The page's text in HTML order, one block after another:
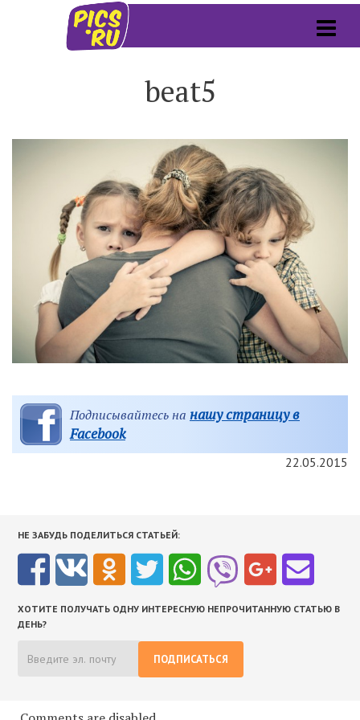
beat5
Подписывайтесь на нашу страницу в
Facebook
22.05.2015
НЕ ЗАБУДЬ ПОДЕЛИТЬСЯ СТАТЬЕЙ:
ХОТИТЕ ПОЛУЧАТЬ ОДНУ ИНТЕРЕСНУЮ НЕПРОЧИТАННУЮ СТАТЬЮ В
ДЕНЬ?
ПОДПИСАТЬСЯ